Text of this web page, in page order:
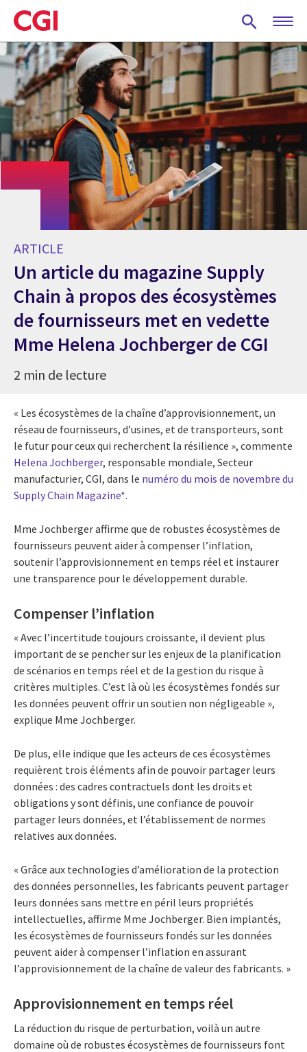
Skip
to
main
content
ARTICLE
Un article du magazine Supply
Chain à propos des écosystèmes
de fournisseurs met en vedette
Mme Helena Jochberger de CGI
2 min de lecture
« Les écosystèmes de la chaîne d’approvisionnement, un
réseau de fournisseurs, d’usines, et de transporteurs, sont
le futur pour ceux qui recherchent la résilience », commente
Helena Jochberger, responsable mondiale, Secteur
manufacturier, CGI, dans le numéro du mois de novembre du
Supply Chain Magazine*.
Mme Jochberger affirme que de robustes écosystèmes de
fournisseurs peuvent aider à compenser l’inflation,
soutenir l’approvisionnement en temps réel et instaurer
une transparence pour le développement durable.
Compenser l’inflation
« Avec l’incertitude toujours croissante, il devient plus
important de se pencher sur les enjeux de la planification
de scénarios en temps réel et de la gestion du risque à
critères multiples. C’est là où les écosystèmes fondés sur
les données peuvent offrir un soutien non négligeable »,
explique Mme Jochberger.
De plus, elle indique que les acteurs de ces écosystèmes
requièrent trois éléments afin de pouvoir partager leurs
données : des cadres contractuels dont les droits et
obligations y sont définis, une confiance de pouvoir
partager leurs données, et l’établissement de normes
relatives aux données.
« Grâce aux technologies d’amélioration de la protection
des données personnelles, les fabricants peuvent partager
leurs données sans mettre en péril leurs propriétés
intellectuelles, affirme Mme Jochberger. Bien implantés,
les écosystèmes de fournisseurs fondés sur les données
peuvent aider à compenser l’inflation en assurant
l’approvisionnement de la chaîne de valeur des fabricants. »
Approvisionnement en temps réel
La réduction du risque de perturbation, voilà un autre
domaine où de robustes écosystèmes de fournisseurs font